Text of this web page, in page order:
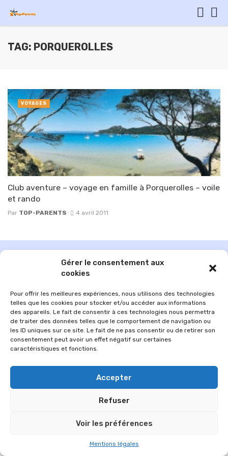
Gérer le consentement aux
cookies
Pour offrir les meilleures expériences, nous utilisons des technologies
telles que les cookies pour stocker et/ou accéder aux informations
des appareils. Le fait de consentir à ces technologies nous permettra
de traiter des données telles que le comportement de navigation ou
les ID uniques sur ce site. Le fait de ne pas consentir ou de retirer son
consentement peut avoir un effet négatif sur certaines
caractéristiques et fonctions.
Accepter
Refuser
Voir les préférences
Mentions légales
TAG: PORQUEROLLES
Club aventure – voyage en famille à Porquerolles – voile
et rando
Par TOP-PARENTS 4 avril 2011
VOYAGES
MENTIONS LÉGALES